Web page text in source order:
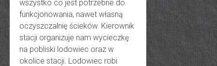
wszystko co jest potrzebne do
funkcjonowania, nawet własną
oczyszczalnię ścieków. Kierownik
stacji organizuje nam wycieczkę
na pobliski lodowiec oraz w
okolice stacji. Lodowiec robi